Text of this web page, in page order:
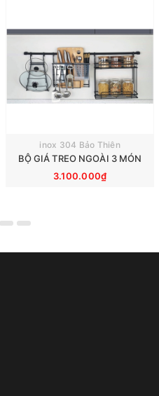
inox 304 Bảo Thiên
BỘ GIÁ TREO NGOÀI 3 MÓN
3.100.000₫